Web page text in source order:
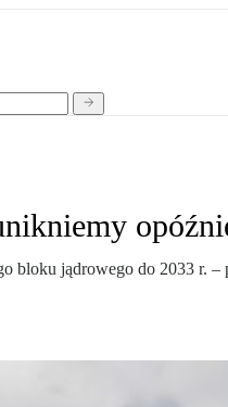
bloku jądrowego do 2033 r.